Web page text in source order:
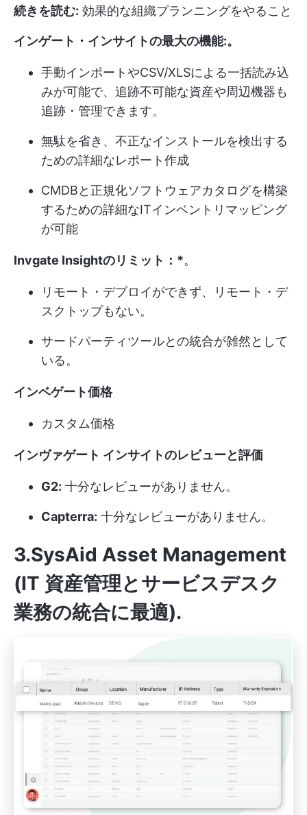
続きを読む: 効果的な組織プランニングをやること
インゲート・インサイトの最大の機能:。
手動インポートやCSV/XLSによる一括読み込
みが可能で、追跡不可能な資産や周辺機器も
追跡・管理できます。
無駄を省き、不正なインストールを検出する
ための詳細なレポート作成
CMDBと正規化ソフトウェアカタログを構築
するための詳細なITインベントリマッピング
が可能
Invgate Insightのリミット：*。
リモート・デプロイができず、リモート・デ
スクトップもない。
サードパーティツールとの統合が雑然として
いる。
インベゲート価格
カスタム価格
インヴァゲート インサイトのレビューと評価
G2: 十分なレビューがありません。
Capterra: 十分なレビューがありません。
3.SysAid Asset Management
(IT 資産管理とサービスデスク
業務の統合に最適).